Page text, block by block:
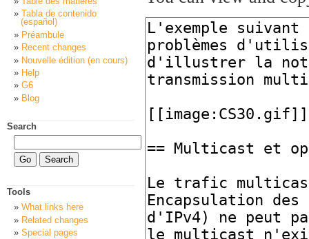
Tabla de contenido
(español)
Préambule
Recent changes
Nouvelle édition (en cours)
Help
G6
Blog
Search
Tools
What links here
Related changes
Special pages